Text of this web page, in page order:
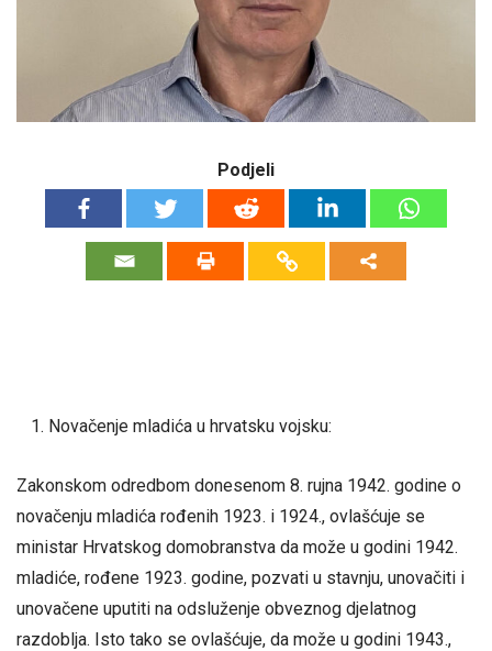
Podjeli
Novačenje mladića u hrvatsku vojsku:
Zakonskom odredbom donesenom 8. rujna 1942. godine o
novačenju mladića rođenih 1923. i 1924., ovlašćuje se
ministar Hrvatskog domobranstva da može u godini 1942.
mladiće, rođene 1923. godine, pozvati u stavnju, unovačiti i
unovačene uputiti na odsluženje obveznog djelatnog
razdoblja. Isto tako se ovlašćuje, da može u godini 1943.,